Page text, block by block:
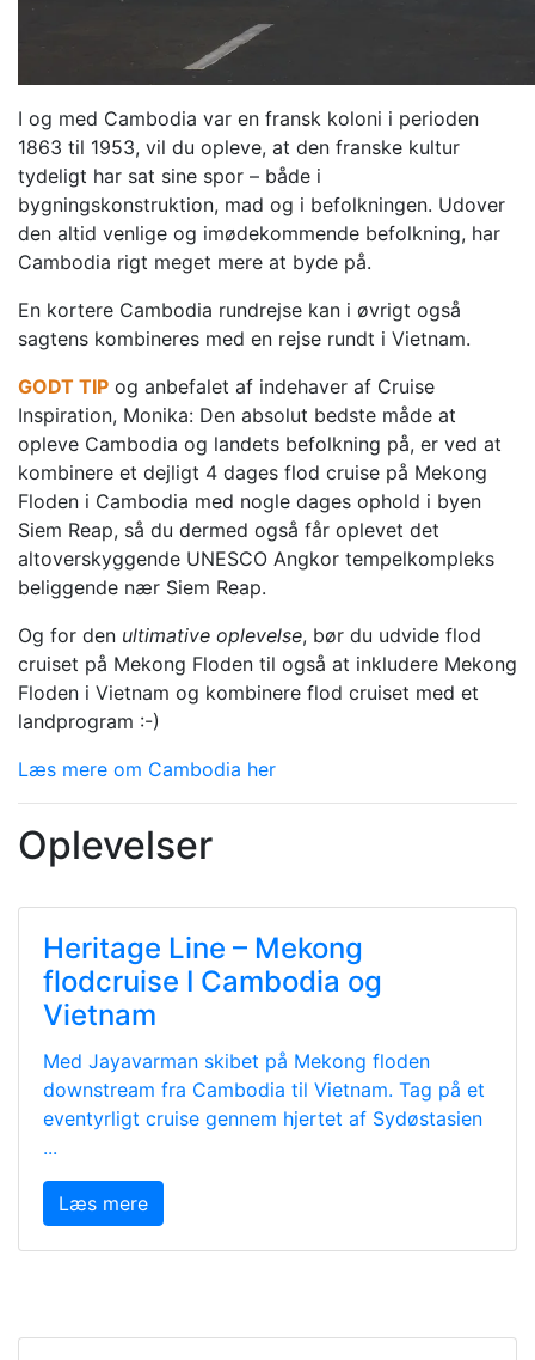
I og med Cambodia var en fransk koloni i perioden
1863 til 1953, vil du opleve, at den franske kultur
tydeligt har sat sine spor – både i
bygningskonstruktion, mad og i befolkningen. Udover
den altid venlige og imødekommende befolkning, har
Cambodia rigt meget mere at byde på.
En kortere Cambodia rundrejse kan i øvrigt også
sagtens kombineres med en rejse rundt i Vietnam.
GODT TIP og anbefalet af indehaver af Cruise
Inspiration, Monika: Den absolut bedste måde at
opleve Cambodia og landets befolkning på, er ved at
kombinere et dejligt 4 dages flod cruise på Mekong
Floden i Cambodia med nogle dages ophold i byen
Siem Reap, så du dermed også får oplevet det
altoverskyggende UNESCO Angkor tempelkompleks
beliggende nær Siem Reap.
Og for den ultimative oplevelse, bør du udvide flod
cruiset på Mekong Floden til også at inkludere Mekong
Floden i Vietnam og kombinere flod cruiset med et
landprogram :-)
Læs mere om Cambodia her
Oplevelser
Heritage Line – Mekong
flodcruise I Cambodia og
Vietnam
Med Jayavarman skibet på Mekong floden
downstream fra Cambodia til Vietnam. Tag på et
eventyrligt cruise gennem hjertet af Sydøstasien
...
Læs mere